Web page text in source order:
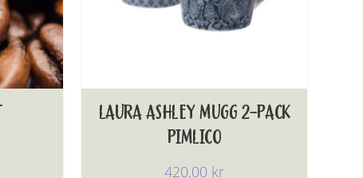
LAURA ASHLEY MUGG 2-PACK
PIMLICO
420,00 kr